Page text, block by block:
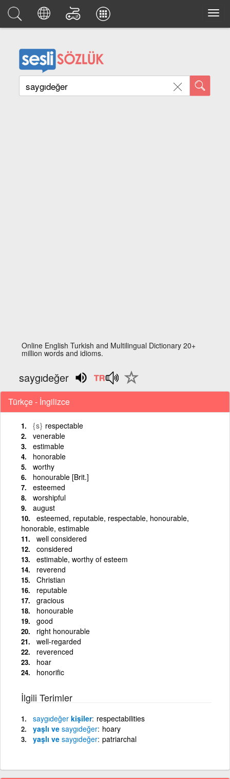
Online English Turkish and Multilingual Dictionary 20+
million words and idioms.
saygıdeğer
Türkçe - İngilizce
{s} respectable
venerable
estimable
honorable
worthy
honourable [Brit.]
esteemed
worshipful
august
esteemed, reputable, respectable, honourable,
honorable, estimable
well considered
considered
estimable, worthy of esteem
reverend
Christian
reputable
gracious
honourable
good
right honourable
well-regarded
reverenced
hoar
honorific
İlgili Terimler
saygıdeğer kişiler respectabilities
yaşlı ve saygıdeğer hoary
yaşlı ve saygıdeğer patriarchal